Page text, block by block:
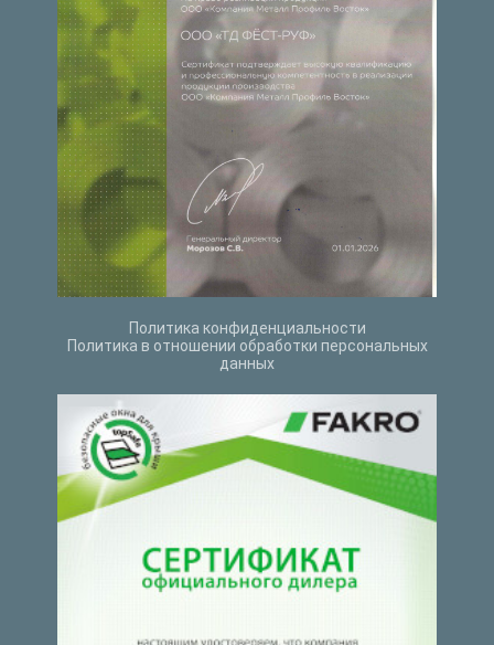
Политика конфиденциальности
Политика в отношении обработки персональных
данных